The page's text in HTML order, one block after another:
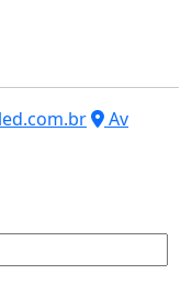
Av